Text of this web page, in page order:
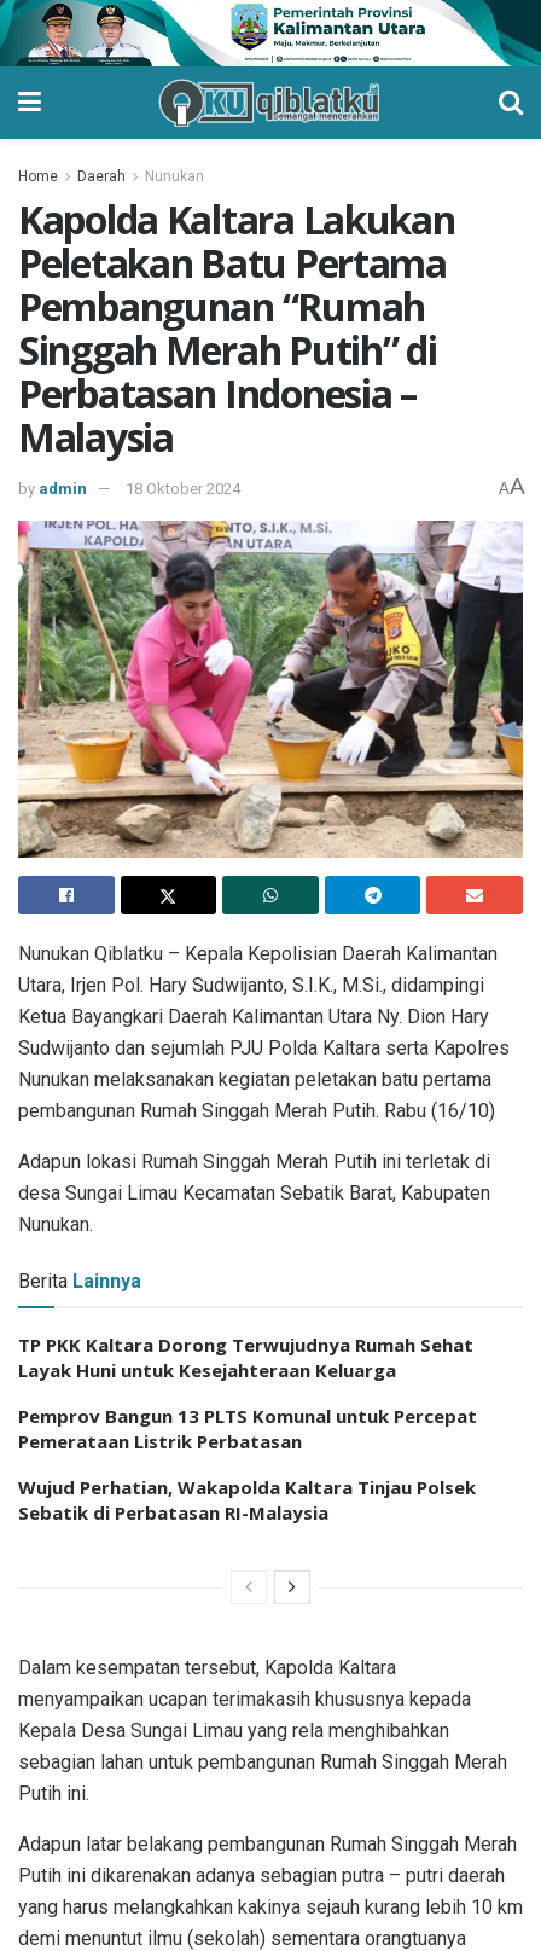
Home Daerah Nunukan
Kapolda Kaltara Lakukan
Peletakan Batu Pertama
Pembangunan “Rumah
Singgah Merah Putih” di
Perbatasan Indonesia –
Malaysia
by admin 18 Oktober 2024 AA
Nunukan Qiblatku – Kepala Kepolisian Daerah Kalimantan
Utara, Irjen Pol. Hary Sudwijanto, S.I.K., M.Si., didampingi
Ketua Bayangkari Daerah Kalimantan Utara Ny. Dion Hary
Sudwijanto dan sejumlah PJU Polda Kaltara serta Kapolres
Nunukan melaksanakan kegiatan peletakan batu pertama
pembangunan Rumah Singgah Merah Putih. Rabu (16/10)
Adapun lokasi Rumah Singgah Merah Putih ini terletak di
desa Sungai Limau Kecamatan Sebatik Barat, Kabupaten
Nunukan.
Berita Lainnya
TP PKK Kaltara Dorong Terwujudnya Rumah Sehat
Layak Huni untuk Kesejahteraan Keluarga
Pemprov Bangun 13 PLTS Komunal untuk Percepat
Pemerataan Listrik Perbatasan
Wujud Perhatian, Wakapolda Kaltara Tinjau Polsek
Sebatik di Perbatasan RI-Malaysia
Dalam kesempatan tersebut, Kapolda Kaltara
menyampaikan ucapan terimakasih khususnya kepada
Kepala Desa Sungai Limau yang rela menghibahkan
sebagian lahan untuk pembangunan Rumah Singgah Merah
Putih ini.
Adapun latar belakang pembangunan Rumah Singgah Merah
Putih ini dikarenakan adanya sebagian putra – putri daerah
yang harus melangkahkan kakinya sejauh kurang lebih 10 km
demi menuntut ilmu (sekolah) sementara orangtuanya